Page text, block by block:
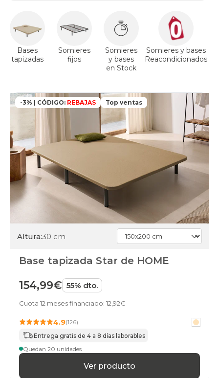
150x200cm
somier-
fijo
somieres-
bases
150x200cm
bases
150x200cm
electrico
somieres-
bases
150x200cm
bases
150x200cm
somieres-
bases
150x200cm
wengue
somieres-
150x200cm
bases
150x200cm
bases
azul
somieres-
Bases
tapizadas
Somieres
fijos
Somieres
y bases
en Stock
Somieres y bases
Reacondicionados
-3% | CÓDIGO: REBAJAS Top ventas
Altura:30 cm
Base tapizada Star de HOME
154,99€ 55% dto.
Cuota 12 meses financiado: 12,92€
4.9(126)
Entrega gratis de 4 a 8 días laborables
Quedan 20 unidades
Ver producto